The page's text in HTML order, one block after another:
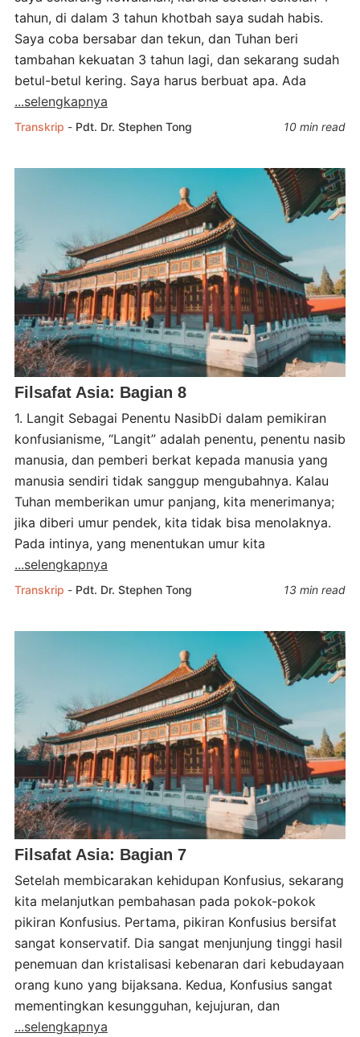
tahun, di dalam 3 tahun khotbah saya sudah habis.
Saya coba bersabar dan tekun, dan Tuhan beri
tambahan kekuatan 3 tahun lagi, dan sekarang sudah
betul-betul kering. Saya harus berbuat apa. Ada
...selengkapnya
Transkrip - Pdt. Dr. Stephen Tong 10 min read
Filsafat Asia: Bagian 8
1. Langit Sebagai Penentu NasibDi dalam pemikiran
konfusianisme, “Langit” adalah penentu, penentu nasib
manusia, dan pemberi berkat kepada manusia yang
manusia sendiri tidak sanggup mengubahnya. Kalau
Tuhan memberikan umur panjang, kita menerimanya;
jika diberi umur pendek, kita tidak bisa menolaknya.
Pada intinya, yang menentukan umur kita
...selengkapnya
Transkrip - Pdt. Dr. Stephen Tong 13 min read
Filsafat Asia: Bagian 7
Setelah membicarakan kehidupan Konfusius, sekarang
kita melanjutkan pembahasan pada pokok-pokok
pikiran Konfusius. Pertama, pikiran Konfusius bersifat
sangat konservatif. Dia sangat menjunjung tinggi hasil
penemuan dan kristalisasi kebenaran dari kebudayaan
orang kuno yang bijaksana. Kedua, Konfusius sangat
mementingkan kesungguhan, kejujuran, dan
...selengkapnya